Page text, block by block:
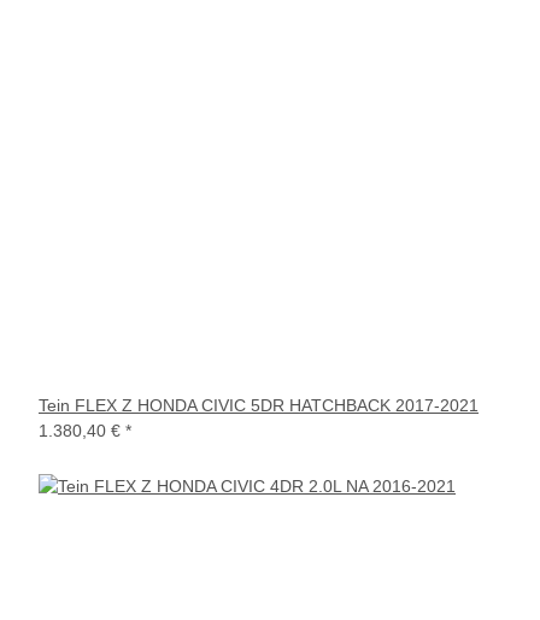
Tein FLEX Z HONDA CIVIC 5DR HATCHBACK 2017-2021
1.380,40 € *